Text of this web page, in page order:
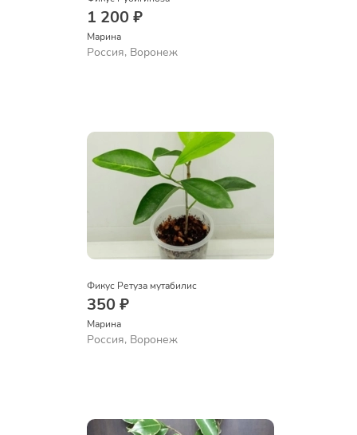
1 200 ₽
Марина
Россия, Воронеж
Фикус Ретуза мутабилис
350 ₽
Марина
Россия, Воронеж